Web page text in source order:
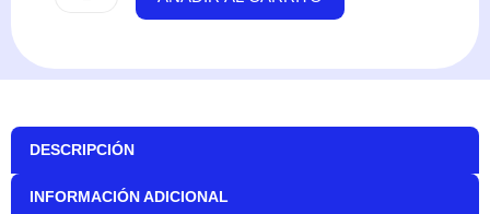
-
Pure
cantidad
DESCRIPCIÓN
INFORMACIÓN ADICIONAL